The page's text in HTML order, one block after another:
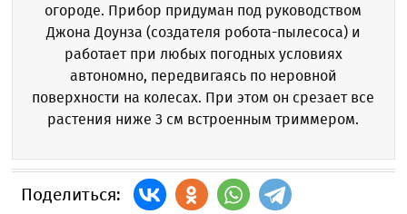
огороде. Прибор придуман под руководством
Джона Доунза (создателя робота-пылесоса) и
работает при любых погодных условиях
автономно, передвигаясь по неровной
поверхности на колесах. При этом он срезает все
растения ниже 3 см встроенным триммером.
Поделиться: